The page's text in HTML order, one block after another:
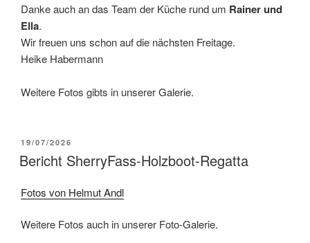
Danke auch an das Team der Küche rund um Rainer und
Ella.
Wir freuen uns schon auf die nächsten Freitage.
Heike Habermann
Weitere Fotos gibts in unserer Galerie.
VERÖFFENTLICHT
AM
19/07/2026
Bericht SherryFass-Holzboot-Regatta
Fotos von Helmut Andl
Weitere Fotos auch in unserer Foto-Galerie.